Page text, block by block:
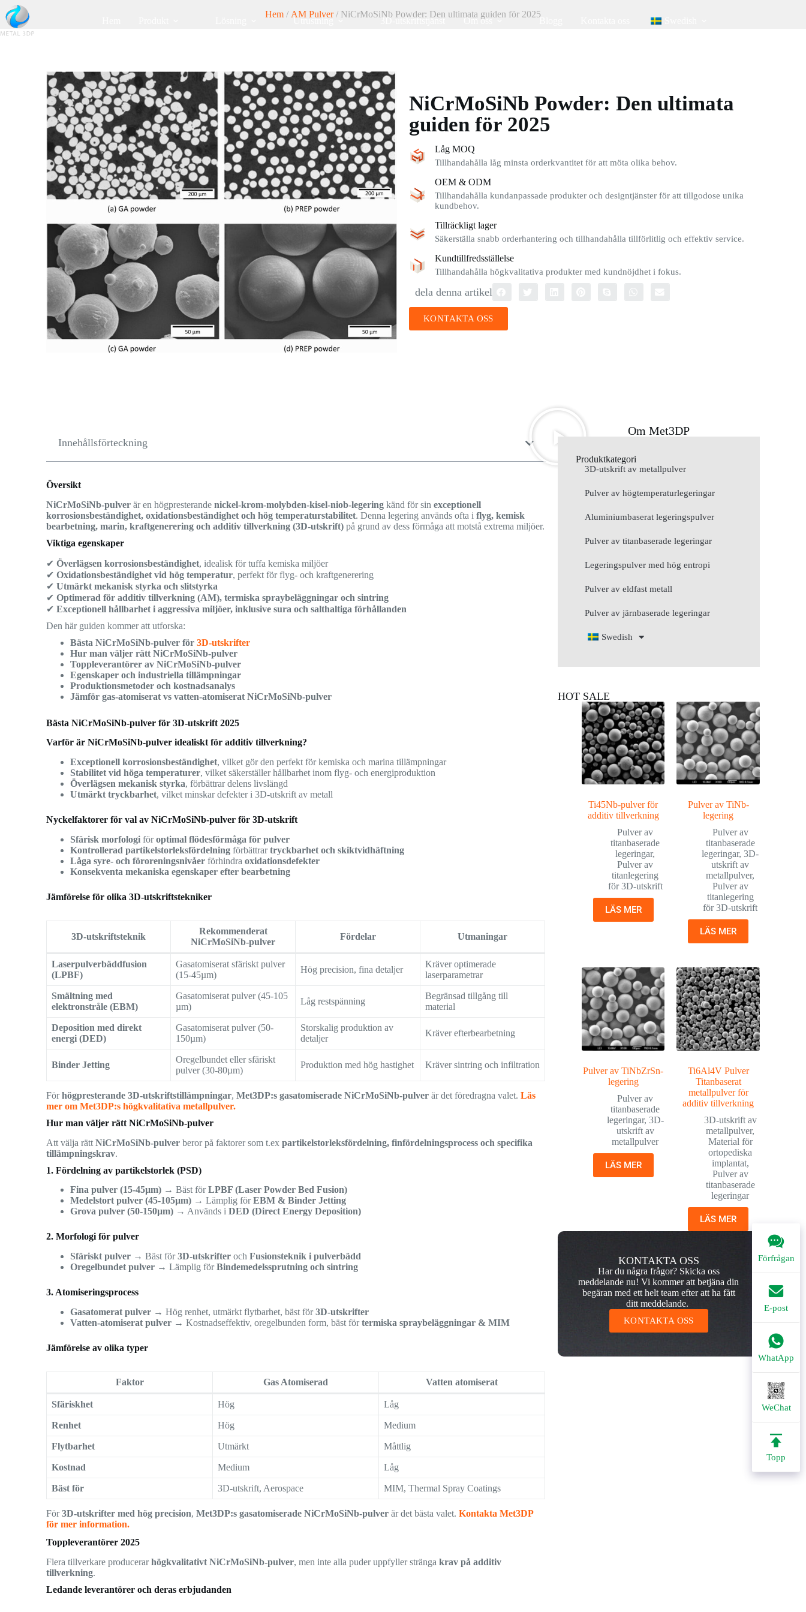
Utrustning 3D-utskriftstjänst Om oss Blogg
Förfrågan
E-post
WhatApp
WeChat
Topp
Hem / AM Pulver/ NiCrMoSiNb Powder: Den ultimata guiden för 2025
NiCrMoSiNb Powder: Den ultimata
guiden för 2025
Låg MOQ
Tillhandahålla låg minsta orderkvantitet för att möta olika behov.
OEM & ODM
Tillhandahålla kundanpassade produkter och designtjänster för att tillgodose unika
kundbehov.
Tillräckligt lager
Säkerställa snabb orderhantering och tillhandahålla tillförlitlig och effektiv service.
Kundtillfredsställelse
Tillhandahålla högkvalitativa produkter med kundnöjdhet i fokus.
dela denna artikel
KONTAKTA OSS
Innehållsförteckning
Översikt
NiCrMoSiNb-pulver är en högpresterandenickel-krom-molybden-kisel-niob-legering känd för sinexceptionell
korrosionsbeständighet, oxidationsbeständighet och hög temperaturstabilitet. Denna legering används ofta iflyg, kemisk
bearbetning, marin, kraftgenerering och additiv tillverkning (3D-utskrift) på grund av dess förmåga att motstå extrema miljöer.
Viktiga egenskaper
✔Överlägsen korrosionsbeständighet, idealisk för tuffa kemiska miljöer
✔Oxidationsbeständighet vid hög temperatur, perfekt för flyg- och kraftgenerering
✔Utmärkt mekanisk styrka och slitstyrka
✔Optimerad för additiv tillverkning (AM), termiska spraybeläggningar och sintring
✔Exceptionell hållbarhet i aggressiva miljöer, inklusive sura och salthaltiga förhållanden
Den här guiden kommer att utforska:
Bästa NiCrMoSiNb-pulver för3D-utskrifter
Hur man väljer rätt NiCrMoSiNb-pulver
Toppleverantörer av NiCrMoSiNb-pulver
Egenskaper och industriella tillämpningar
Produktionsmetoder och kostnadsanalys
Jämför gas-atomiserat vs vatten-atomiserat NiCrMoSiNb-pulver
Bästa NiCrMoSiNb-pulver för 3D-utskrift 2025
Varför är NiCrMoSiNb-pulver idealiskt för additiv tillverkning?
Exceptionell korrosionsbeständighet, vilket gör den perfekt för kemiska och marina tillämpningar
Stabilitet vid höga temperaturer, vilket säkerställer hållbarhet inom flyg- och energiproduktion
Överlägsen mekanisk styrka, förbättrar delens livslängd
Utmärkt tryckbarhet, vilket minskar defekter i 3D-utskrift av metall
Nyckelfaktorer för val av NiCrMoSiNb-pulver för 3D-utskrift
Sfärisk morfologi föroptimal flödesförmåga för pulver
Kontrollerad partikelstorleksfördelning förbättrartryckbarhet och skiktvidhäftning
Låga syre- och föroreningsnivåer förhindraoxidationsdefekter
Konsekventa mekaniska egenskaper efter bearbetning
Jämförelse för olika 3D-utskriftstekniker
3D-utskriftsteknik
Rekommenderat
NiCrMoSiNb-pulver
Fördelar Utmaningar
Laserpulverbäddfusion
(LPBF)
Gasatomiserat sfäriskt pulver
(15-45µm)
Hög precision, fina detaljer
Kräver optimerade
laserparametrar
Smältning med
elektronstråle (EBM)
Gasatomiserat pulver (45-105
µm)
Låg restspänning
Begränsad tillgång till
material
Deposition med direkt
energi (DED)
Gasatomiserat pulver (50-
150µm)
Storskalig produktion av
detaljer
Kräver efterbearbetning
Binder Jetting
Oregelbundet eller sfäriskt
pulver (30-80µm)
Produktion med hög hastighet Kräver sintring och infiltration
Förhögpresterande 3D-utskriftstillämpningar,Met3DP:s gasatomiserade NiCrMoSiNb-pulver är det föredragna valet.Läs
mer om Met3DP:s högkvalitativa metallpulver.
Hur man väljer rätt NiCrMoSiNb-pulver
Att välja rättNiCrMoSiNb-pulver beror på faktorer som t.expartikelstorleksfördelning, finfördelningsprocess och specifika
tillämpningskrav.
1. Fördelning av partikelstorlek (PSD)
Fina pulver (15-45µm) → Bäst förLPBF (Laser Powder Bed Fusion)
Medelstort pulver (45-105µm) → Lämplig förEBM & Binder Jetting
Grova pulver (50-150µm) → Används iDED (Direct Energy Deposition)
2. Morfologi för pulver
Sfäriskt pulver → Bäst för3D-utskrifter ochFusionsteknik i pulverbädd
Oregelbundet pulver → Lämplig förBindemedelssprutning och sintring
3. Atomiseringsprocess
Gasatomerat pulver → Hög renhet, utmärkt flytbarhet, bäst för3D-utskrifter
Vatten-atomiserat pulver → Kostnadseffektiv, oregelbunden form, bäst förtermiska spraybeläggningar & MIM
Jämförelse av olika typer
Faktor Gas Atomiserad Vatten atomiserat
Sfäriskhet Hög Låg
Renhet Hög Medium
Flytbarhet Utmärkt Måttlig
Kostnad Medium Låg
Bäst för 3D-utskrift, Aerospace MIM, Thermal Spray Coatings
För3D-utskrifter med hög precision,Met3DP:s gasatomiserade NiCrMoSiNb-pulver är det bästa valet.Kontakta Met3DP
för mer information.
Toppleverantörer 2025
Flera tillverkare producerarhögkvalitativt NiCrMoSiNb-pulver, men inte alla puder uppfyller strängakrav på additiv
tillverkning.
Ledande leverantörer och deras erbjudanden
Om Met3DP
Produktkategori
3D-utskrift av metallpulver
Pulver av högtemperaturlegeringar
Aluminiumbaserat legeringspulver
Pulver av titanbaserade legeringar
Legeringspulver med hög entropi
Pulver av eldfast metall
Pulver av järnbaserade legeringar
Swedish
HOT SALE
Ti45Nb-pulver för
additiv tillverkning
Pulver av
titanbaserade
legeringar,
Pulver av
titanlegering
för 3D-utskrift
LÄS MER
Pulver av TiNb-
legering
Pulver av
titanbaserade
legeringar,3D-
utskrift av
metallpulver,
Pulver av
titanlegering
för 3D-utskrift
LÄS MER
Pulver av TiNbZrSn-
legering
Pulver av
titanbaserade
legeringar, 3D-
utskrift av
metallpulver
LÄS MER
Ti6Al4V Pulver
Titanbaserat
metallpulver för
additiv tillverkning
3D-utskrift av
metallpulver,
Material för
ortopediska
implantat,
Pulver av
titanbaserade
legeringar
LÄS MER
KONTAKTA OSS
Har du några frågor? Skicka oss
meddelande nu! Vi kommer att betjäna din
begäran med ett helt team efter att ha fått
ditt meddelande.
KONTAKTA OSS